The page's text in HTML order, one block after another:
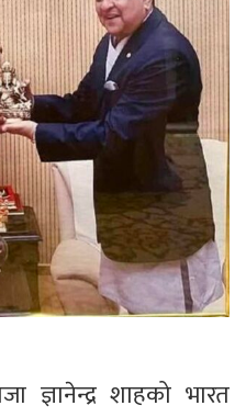
ज्ञानेन्द्र शाहको भारत